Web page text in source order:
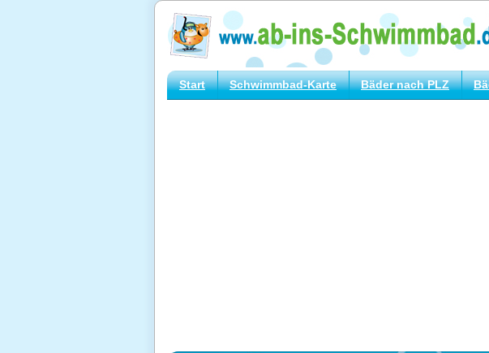
Start Schwimmbad-Karte Bäder nach PLZ